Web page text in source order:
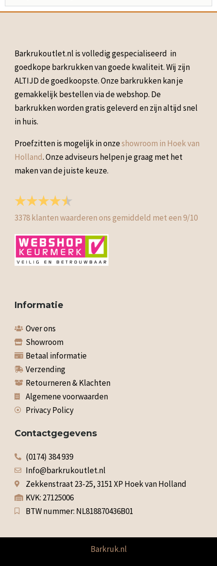
Barkrukoutlet.nl is volledig gespecialiseerd in
goedkope barkrukken van goede kwaliteit. Wij zijn
ALTIJD de goedkoopste. Onze barkrukken kan je
gemakkelijk bestellen via de webshop. De
barkrukken worden gratis geleverd en zijn altijd snel
in huis.
Proefzitten is mogelijk in onzeshowroom in Hoek van
Holland. Onze adviseurs helpen je graag met het
maken van de juiste keuze.
3378klanten waarderen ons gemiddeld met een9/10
Informatie
Over ons
Showroom
Betaal informatie
Verzending
Retourneren & Klachten
Algemene voorwaarden
Privacy Policy
Contactgegevens
(0174) 384 939
Info@barkrukoutlet.nl
Zekkenstraat 23-25, 3151 XP Hoek van Holland
KVK: 27125006
BTW nummer: NL818870436B01
Barkruk.nl